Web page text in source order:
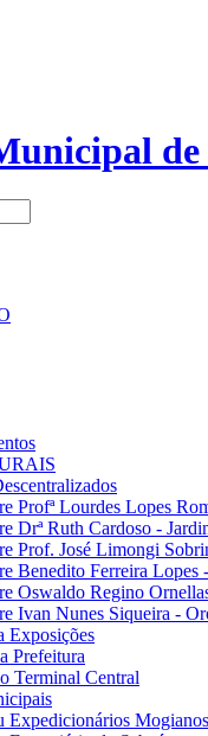
Profª Lourdes Lopes
Drª Ruth Cardoso -
Prof. José Limongi
Benedito Ferreira Lopes
Oswaldo Regino
Ivan Nunes Siqueira -
Exposições
Prefeitura
Terminal Central
Expedicionários Mogianos